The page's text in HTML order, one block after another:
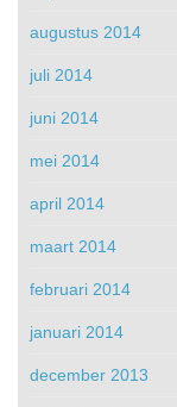
augustus 2014
juli 2014
juni 2014
mei 2014
april 2014
maart 2014
februari 2014
januari 2014
december 2013